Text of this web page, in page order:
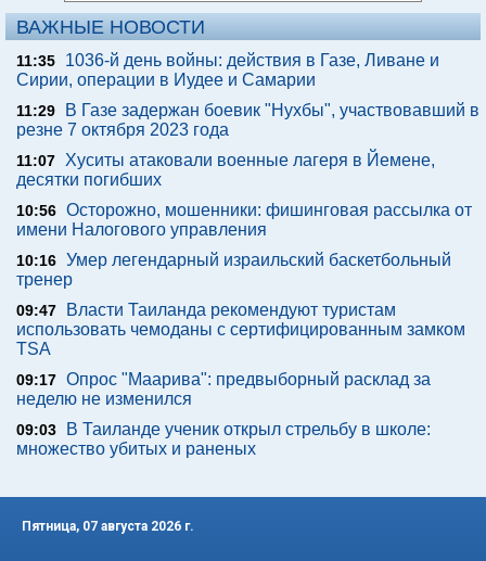
ВАЖНЫЕ НОВОСТИ
11:35
1036-й день войны: действия в Газе, Ливане и
Сирии, операции в Иудее и Самарии
11:29
В Газе задержан боевик "Нухбы", участвовавший в
резне 7 октября 2023 года
11:07
Хуситы атаковали военные лагеря в Йемене,
десятки погибших
10:56 Осторожно, мошенники: фишинговая рассылка от
имени Налогового управления
10:16 Умер легендарный израильский баскетбольный
тренер
09:47
Власти Таиланда рекомендуют туристам
использовать чемоданы с сертифицированным замком
TSA
09:17 Опрос "Mаарива": предвыборный расклад за
неделю не изменился
09:03
В Таиланде ученик открыл стрельбу в школе:
множество убитых и раненых
Пятница, 07 августа 2026 г.